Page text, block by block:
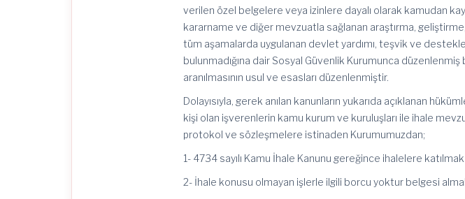
verilen özel belgelere veya izinlere dayalı olarak kamudan
kararname ve diğer mevzuatla sağlanan araştırma,
tüm aşamalarda uygulanan devlet yardımı, teşvik ve
bulunmadığına dair Sosyal Güvenlik Kurumunca düzenlenmiş
aranılmasının usul ve esasları düzenlenmiştir.
Dolayısıyla, gerek anılan kanunların yukarıda açıklanan
kişi olan işverenlerin kamu kurum ve kuruluşları ile ihale
protokol ve sözleşmelere istinaden Kurumumuzdan;
1- 4734 sayılı Kamu İhale Kanunu gereğince ihalelere
2- İhale konusu olmayan işlerle ilgili borcu yoktur belgesi